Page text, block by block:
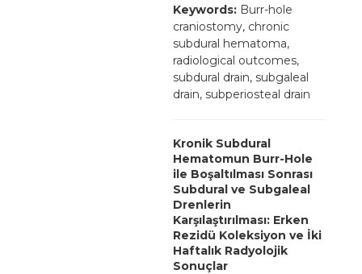
Keywords: Burr-hole
craniostomy, chronic
subdural hematoma,
radiological outcomes,
subdural drain, subgaleal
drain, subperiosteal drain
Kronik Subdural
Hematomun Burr-Hole
ile Boşaltılması Sonrası
Subdural ve Subgaleal
Drenlerin
Karşılaştırılması: Erken
Rezidü Koleksiyon ve İki
Haftalık Radyolojik
Sonuçlar